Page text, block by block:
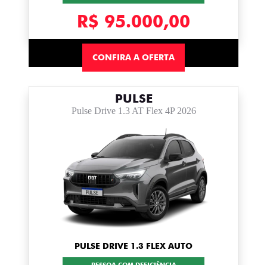
R$ 95.000,00
CONFIRA A OFERTA
PULSE
Pulse Drive 1.3 AT Flex 4P 2026
PULSE DRIVE 1.3 FLEX AUTO